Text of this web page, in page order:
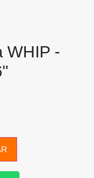
WHIP -